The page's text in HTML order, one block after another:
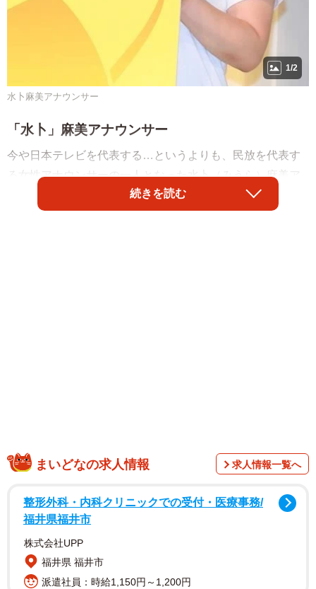
1/2
水卜麻美アナウンサー
「水卜」麻美アナウンサー
今や日本テレビを代表する…というよりも、民放を代表す
る女性アナウンサーの一人となった水卜（みうら）麻美ア
この「水卜」という名字は極めて珍しい。本人は千葉県出
身だが、この名字は香川県にごくわずかにあるだけだ。
「水卜」の「卜」はカタカナの「ト」ではなく、漢字の
「卜（ぼく）」。「卜」は「うらなう」という意味で、
続きを読む
まいどなの求人情報 求人情報一覧へ
整形外科・内科クリニックでの受付・医療事務/
福井県福井市
株式会社UPP
福井県 福井市
派遣社員：時給1,150円～1,200円